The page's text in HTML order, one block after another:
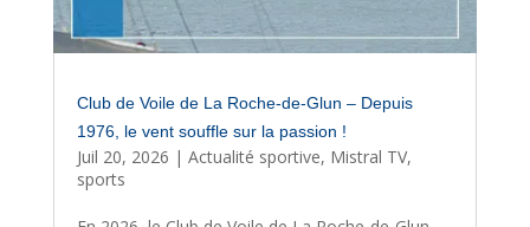
Club de Voile de La Roche-de-Glun – Depuis
1976, le vent souffle sur la passion !
Juil 20, 2026 | Actualité sportive, Mistral TV,
sports